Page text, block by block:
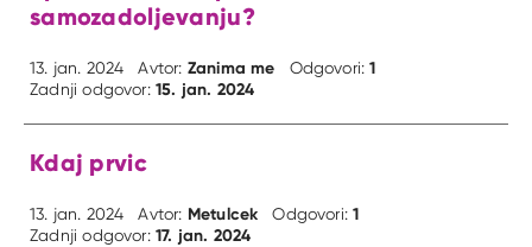
samozadoljevanju?
13. jan. 2024 Avtor: Zanima me Odgovori:1
Zadnji odgovor:15. jan. 2024
Kdaj prvic
13. jan. 2024 Avtor: Metulcek Odgovori:1
Zadnji odgovor:17. jan. 2024